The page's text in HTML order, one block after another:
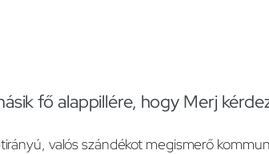
fő alappillére, hogy Merj
valós szándékot megismerő